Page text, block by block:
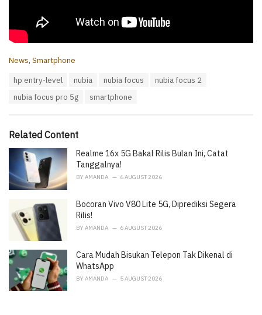
C
i
News, Smartphone
hp entry-level nubia nubia focus
nubia focus 2
nubia focus pro 5g
smartphone
Related Content
Realme 16x 5G Bakal Rilis Bulan Ini, Catat
Tanggalnya!
BY AMANDA 6 AUGUST 2026
Bocoran Vivo V80 Lite 5G, Diprediksi Segera
Rilis!
BY AMANDA 6 AUGUST 2026
Cara Mudah Bisukan Telepon Tak Dikenal di
WhatsApp
BY AMANDA 5 AUGUST 2026